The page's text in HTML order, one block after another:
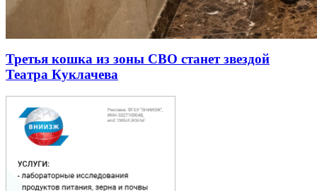
Третья кошка из зоны СВО станет звездой
Театра Куклачева